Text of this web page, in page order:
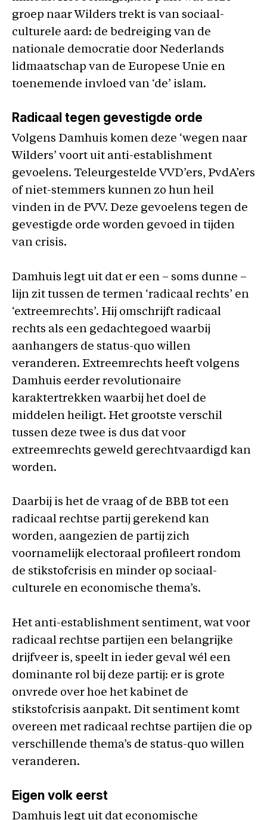
groep naar Wilders trekt is van sociaal-
culturele aard: de bedreiging van de
nationale democratie door Nederlands
lidmaatschap van de Europese Unie en
toenemende invloed van ‘de’ islam.
Radicaal tegen gevestigde orde
Volgens Damhuis komen deze ‘wegen naar
Wilders’ voort uit anti-establishment
gevoelens. Teleurgestelde VVD’ers, PvdA’ers
of niet-stemmers kunnen zo hun heil
vinden in de PVV. Deze gevoelens tegen de
gevestigde orde worden gevoed in tijden
van crisis.
Damhuis legt uit dat er een – soms dunne –
lijn zit tussen de termen ‘radicaal rechts’ en
‘extreemrechts’. Hij omschrijft radicaal
rechts als een gedachtegoed waarbij
aanhangers de status-quo willen
veranderen. Extreemrechts heeft volgens
Damhuis eerder revolutionaire
karaktertrekken waarbij het doel de
middelen heiligt. Het grootste verschil
tussen deze twee is dus dat voor
extreemrechts geweld gerechtvaardigd kan
worden.
Daarbij is het de vraag of de BBB tot een
radicaal rechtse partij gerekend kan
worden, aangezien de partij zich
voornamelijk electoraal profileert rondom
de stikstofcrisis en minder op sociaal-
culturele en economische thema’s.
Het anti-establishment sentiment, wat voor
radicaal rechtse partijen een belangrijke
drijfveer is, speelt in ieder geval wél een
dominante rol bij deze partij: er is grote
onvrede over hoe het kabinet de
stikstofcrisis aanpakt. Dit sentiment komt
overeen met radicaal rechtse partijen die op
verschillende thema’s de status-quo willen
veranderen.
Eigen volk eerst
Damhuis legt uit dat economische